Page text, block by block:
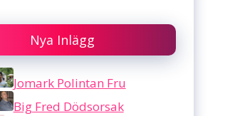
Nya Inlägg
Jomark Polintan Fru
Big Fred Dödsorsak